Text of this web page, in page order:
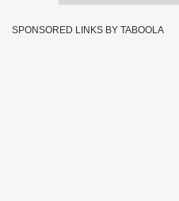
SPONSORED LINKS BY TABOOLA